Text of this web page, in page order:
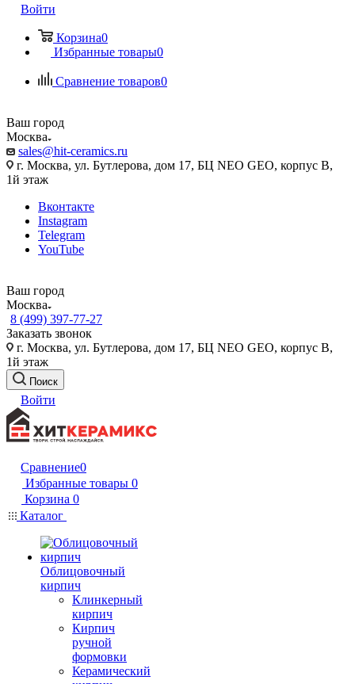
Войти
Корзина0
Избранные товары0
Сравнение товаров0
Ваш город
Москва
sales@hit-ceramics.ru
г. Москва, ул. Бутлерова, дом 17, БЦ NEO GEO, корпус В,
1й этаж
Вконтакте
Instagram
Telegram
YouTube
Ваш город
Москва
8 (499) 397-77-27
Заказать звонок
г. Москва, ул. Бутлерова, дом 17, БЦ NEO GEO, корпус В,
1й этаж
Поиск
Войти
Сравнение0
Избранные товары 0
Корзина 0
Каталог
Облицовочный
кирпич
Клинкерный
кирпич
Кирпич
ручной
формовки
Керамический